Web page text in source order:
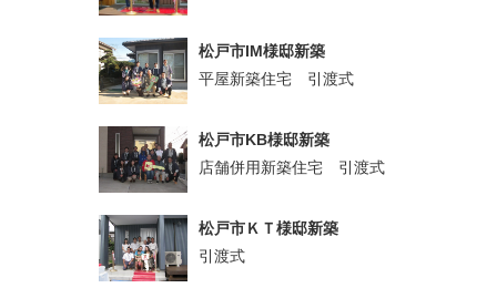
松戸市IM様邸新築
平屋新築住宅 引渡式
松戸市KB様邸新築
店舗併用新築住宅 引渡式
松戸市ＫＴ様邸新築
引渡式